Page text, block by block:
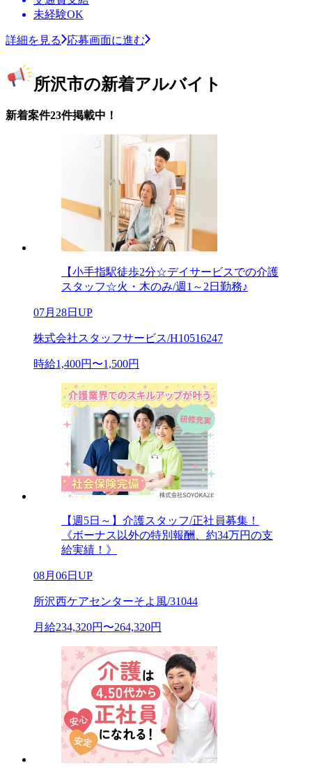
未経験OK
詳細を見る 応募画面に進む
所沢市の新着アルバイト
新着案件23件掲載中！
【小手指駅徒歩2分☆デイサービスでの介護
スタッフ☆火・木のみ/週1～2日勤務♪
07月28日UP
株式会社スタッフサービス/H10516247
時給1,400円〜1,500円
【週5日～】介護スタッフ/正社員募集！
《ボーナス以外の特別報酬、約34万円の支
給実績！》
08月06日UP
所沢西ケアセンターそよ風/31044
月給234,320円〜264,320円